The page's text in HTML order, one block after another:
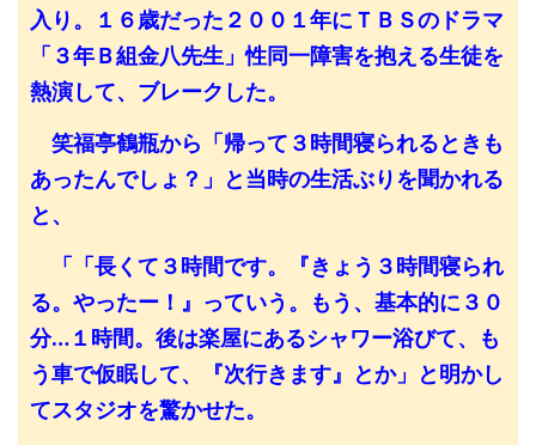
入り。１６歳だった２００１年にＴＢＳのドラマ
「３年Ｂ組金八先生」性同一障害を抱える生徒を
熱演して、ブレークした。
笑福亭鶴瓶から「帰って３時間寝られるときも
あったんでしょ？」と当時の生活ぶりを聞かれる
と、
「「長くて３時間です。『きょう３時間寝られ
る。やったー！』っていう。もう、基本的に３０
分…１時間。後は楽屋にあるシャワー浴びて、も
う車で仮眠して、『次行きます』とか」と明かし
てスタジオを驚かせた。